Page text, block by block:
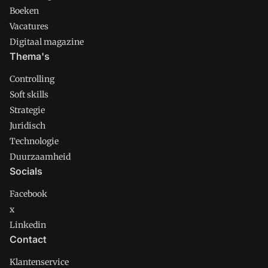
Boeken
Vacatures
Digitaal magazine
Thema's
Controlling
Soft skills
Strategie
Juridisch
Technologie
Duurzaamheid
Socials
Facebook
x
Linkedin
Contact
Klantenservice